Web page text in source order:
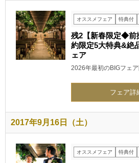
オススメフェア 特典付
残2【新春限定◆前
約限定5大特典&絶
ェア
2026年最初のBIGフェ
フェア
2017年9月16日（土）
オススメフェア 特典付